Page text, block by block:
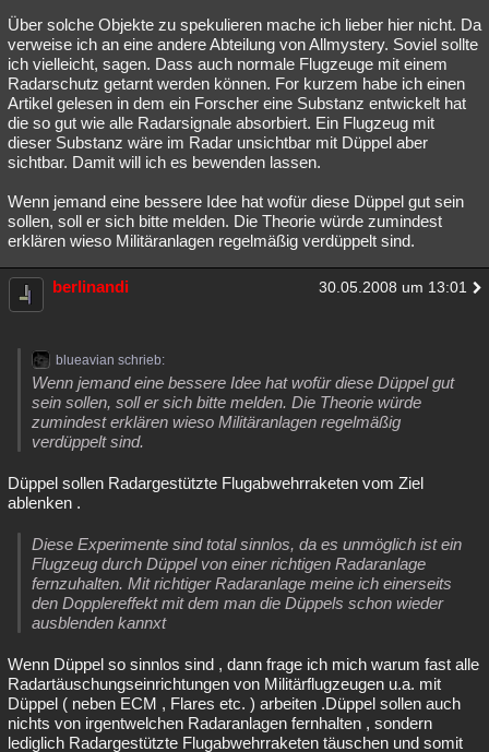
Über solche Objekte zu spekulieren mache ich lieber hier nicht. Da
verweise ich an eine andere Abteilung von Allmystery. Soviel sollte
ich vielleicht, sagen. Dass auch normale Flugzeuge mit einem
Radarschutz getarnt werden können. For kurzem habe ich einen
Artikel gelesen in dem ein Forscher eine Substanz entwickelt hat
die so gut wie alle Radarsignale absorbiert. Ein Flugzeug mit
dieser Substanz wäre im Radar unsichtbar mit Düppel aber
sichtbar. Damit will ich es bewenden lassen.
Wenn jemand eine bessere Idee hat wofür diese Düppel gut sein
sollen, soll er sich bitte melden. Die Theorie würde zumindest
erklären wieso Militäranlagen regelmäßig verdüppelt sind.
berlinandi 30.05.2008 um 13:01
blueavian schrieb:
Wenn jemand eine bessere Idee hat wofür diese Düppel gut
sein sollen, soll er sich bitte melden. Die Theorie würde
zumindest erklären wieso Militäranlagen regelmäßig
verdüppelt sind.
Düppel sollen Radargestützte Flugabwehrraketen vom Ziel
ablenken .
Diese Experimente sind total sinnlos, da es unmöglich ist ein
Flugzeug durch Düppel von einer richtigen Radaranlage
fernzuhalten. Mit richtiger Radaranlage meine ich einerseits
den Dopplereffekt mit dem man die Düppels schon wieder
ausblenden kannxt
Wenn Düppel so sinnlos sind , dann frage ich mich warum fast alle
Radartäuschungseinrichtungen von Militärflugzeugen u.a. mit
Düppel ( neben ECM , Flares etc. ) arbeiten .Düppel sollen auch
nichts von irgentwelchen Radaranlagen fernhalten , sondern
lediglich Radargestützte Flugabwehrraketen täuschen und somit